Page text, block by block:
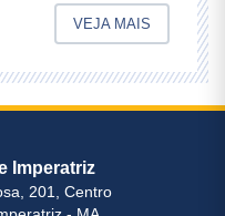
VEJA MAIS
Imperatriz
201, Centro